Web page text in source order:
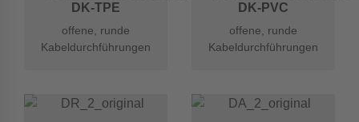
DK-TPE
offene, runde
Kabeldurchführungen
Elastomer (TPE)
DK-PVC
offene, runde
Kabeldurchführungen